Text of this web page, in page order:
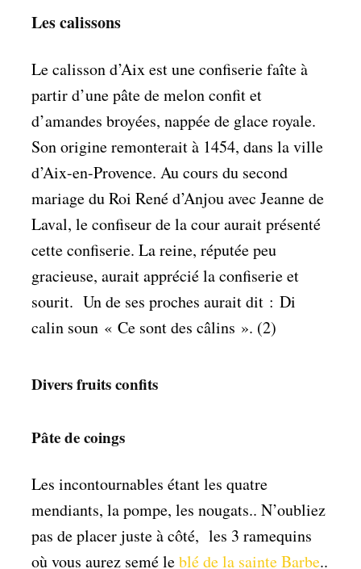
Les calissons
Le calisson d’Aix est une confiserie faîte à
partir d’une pâte de melon confit et
d’amandes broyées, nappée de glace royale.
Son origine remonterait à 1454, dans la ville
d’Aix-en-Provence. Au cours du second
mariage du Roi René d’Anjou avec Jeanne de
Laval, le confiseur de la cour aurait présenté
cette confiserie. La reine, réputée peu
gracieuse, aurait apprécié la confiserie et
sourit. Un de ses proches aurait dit : Di
calin soun « Ce sont des câlins ». (2)
Divers fruits confits
Pâte de coings
Les incontournables étant les quatre
mendiants, la pompe, les nougats.. N’oubliez
pas de placer juste à côté, les 3 ramequins
où vous aurez semé leblé de la sainte Barbe..